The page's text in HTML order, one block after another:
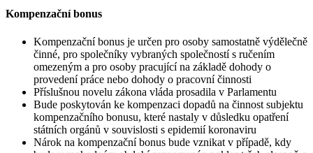
Kompenzační bonus
Kompenzační bonus je určen pro osoby samostatně výdělečně
činné, pro společníky vybraných společností s ručením
omezeným a pro osoby pracující na základě dohody o
provedení práce nebo dohody o pracovní činnosti
Příslušnou novelu zákona vláda prosadila v Parlamentu
Bude poskytován ke kompenzaci dopadů na činnost subjektu
kompenzačního bonusu, které nastaly v důsledku opatření
státních orgánů v souvislosti s epidemií koronaviru
Nárok na kompenzační bonus bude vznikat v případě, kdy